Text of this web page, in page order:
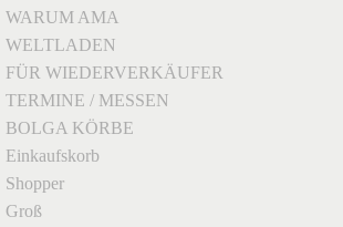
WARUM AMA
WELTLADEN
FÜR WIEDERVERKÄUFER
TERMINE / MESSEN
BOLGA KÖRBE
Einkaufskorb
Shopper
Groß